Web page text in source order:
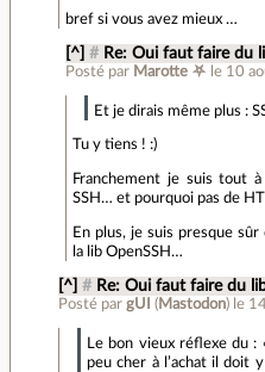
bref si vous avez mieux …
[^] # Re: Oui faut faire du
Posté par Marotte ⛧ le 10
Et je dirais même plus :
Tu y tiens ! :)
Franchement je suis tout
SSH… et pourquoi pas de
En plus, je suis presque
la lib OpenSSH…
[^] # Re: Oui faut faire du
Posté par gUI (Mastodon) le
Le bon vieux réflexe du :
peu cher à l’achat il doit